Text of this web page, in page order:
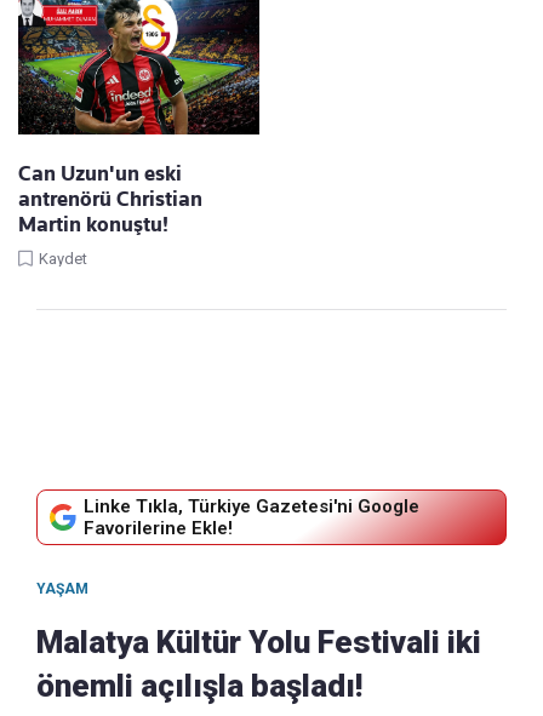
Can Uzun'un eski
antrenörü Christian
Martin konuştu!
Kaydet
Linke Tıkla, Türkiye Gazetesi'ni Google
Favorilerine Ekle!
YAŞAM
Malatya Kültür Yolu Festivali iki
önemli açılışla başladı!